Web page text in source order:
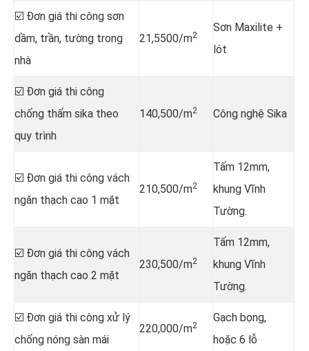
☑️ Đơn giá thi công sơn
dầm, trần, tường trong
nhà
21,5500/m2
Sơn Maxilite +
lót
☑️ Đơn giá thi công
chống thấm sika theo
quy trình
140,500/m2 Công nghệ Sika
☑️ Đơn giá thi công vách
ngăn thạch cao 1 mặt
210,500/m2
Tấm 12mm,
khung Vĩnh
Tường.
☑️ Đơn giá thi công vách
ngăn thạch cao 2 mặt
230,500/m2
Tấm 12mm,
khung Vĩnh
Tường.
☑️ Đơn giá thi công xử lý
chống nóng sàn mái
220,000/m2
Gạch bọng,
hoặc 6 lỗ